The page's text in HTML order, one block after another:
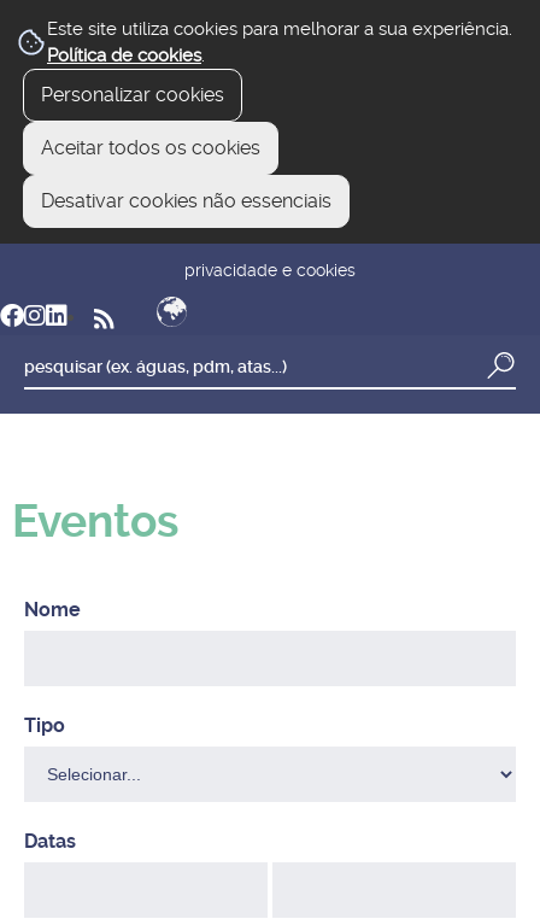
Este site utiliza cookies para melhorar a sua experiência.
Política de cookies.
Personalizar cookies
Aceitar todos os cookies
Desativar cookies não essenciais
privacidade e cookies
Eventos